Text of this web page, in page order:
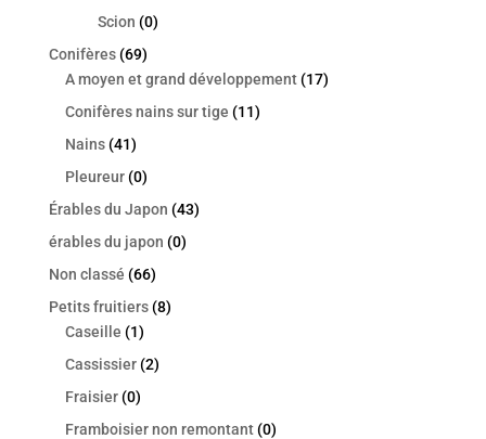
Scion (0)
Conifères (69)
A moyen et grand développement (17)
Conifères nains sur tige (11)
Nains (41)
Pleureur (0)
Érables du Japon (43)
érables du japon (0)
Non classé (66)
Petits fruitiers (8)
Caseille (1)
Cassissier (2)
Fraisier (0)
Framboisier non remontant (0)